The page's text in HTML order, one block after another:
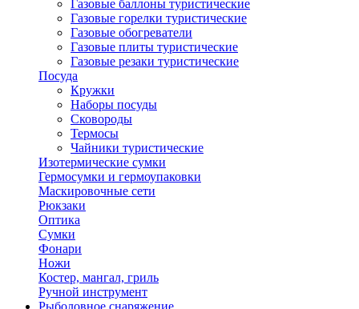
Газовые баллоны туристические
Газовые горелки туристические
Газовые обогреватели
Газовые плиты туристические
Газовые резаки туристические
Посуда
Кружки
Наборы посуды
Сковороды
Термосы
Чайники туристические
Изотермические сумки
Гермосумки и гермоупаковки
Маскировочные сети
Рюкзаки
Оптика
Сумки
Фонари
Ножи
Костер, мангал, гриль
Ручной инструмент
Рыболовное снаряжение